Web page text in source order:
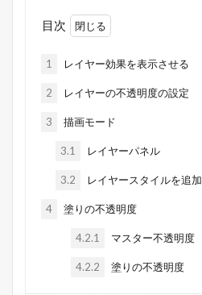
目次
1 レイヤー効果を表示させる
2 レイヤーの不透明度の設定
3 描画モード
3.1 レイヤーパネル
3.2 レイヤースタイルを追加
4 塗りの不透明度
4.2.1 マスター不透明度
4.2.2 塗りの不透明度